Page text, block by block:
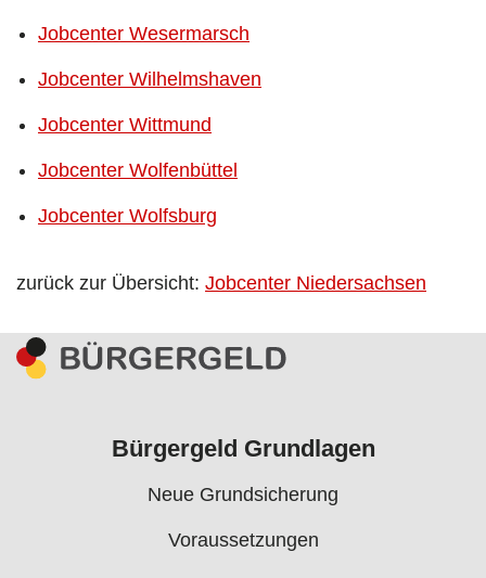
Jobcenter Wesermarsch
Jobcenter Wilhelmshaven
Jobcenter Wittmund
Jobcenter Wolfenbüttel
Jobcenter Wolfsburg
zurück zur Übersicht: Jobcenter Niedersachsen
Bürgergeld Grundlagen
Neue Grundsicherung
Voraussetzungen